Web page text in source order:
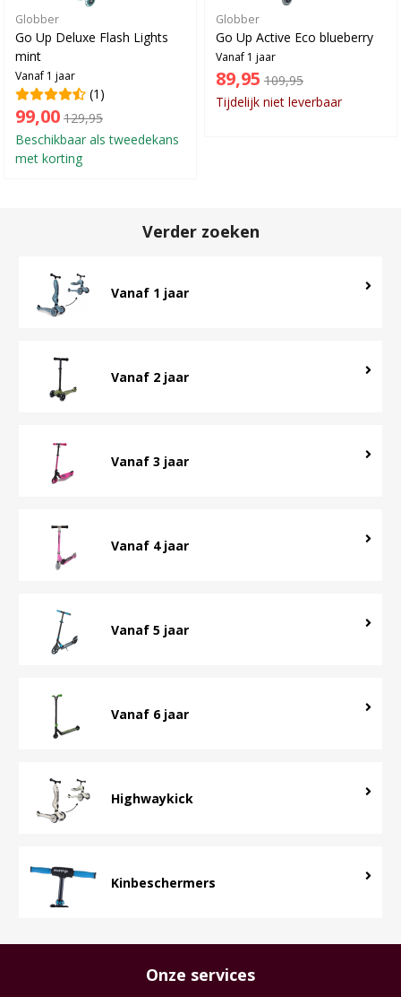
Globber
Go Up Deluxe Flash Lights
mint
Vanaf 1 jaar
(1)
99,00 129,95
Beschikbaar als tweedekans
met korting
Globber
Go Up Active Eco blueberry
Vanaf 1 jaar
89,95 109,95
Tijdelijk niet leverbaar
Verder zoeken
Vanaf 1 jaar
Vanaf 2 jaar
Vanaf 3 jaar
Vanaf 4 jaar
Vanaf 5 jaar
Vanaf 6 jaar
Highwaykick
Kinbeschermers
Onze services